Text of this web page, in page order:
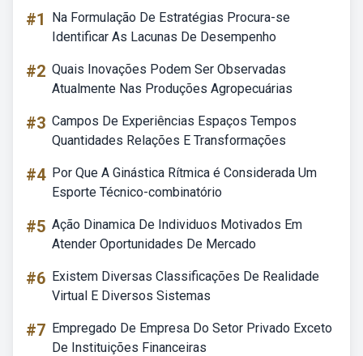
#1
Na Formulação De Estratégias Procura-se
Identificar As Lacunas De Desempenho
#2 Quais Inovações Podem Ser Observadas
Atualmente Nas Produções Agropecuárias
#3 Campos De Experiências Espaços Tempos
Quantidades Relações E Transformações
#4 Por Que A Ginástica Rítmica é Considerada Um
Esporte Técnico-combinatório
#5 Ação Dinamica De Individuos Motivados Em
Atender Oportunidades De Mercado
#6 Existem Diversas Classificações De Realidade
Virtual E Diversos Sistemas
#7 Empregado De Empresa Do Setor Privado Exceto
De Instituições Financeiras